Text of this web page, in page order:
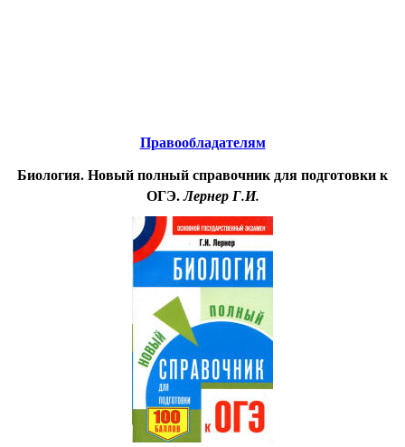
Правообладателям
Биология. Новый полный справочник для подготовки к
ОГЭ.Лернер Г.И.